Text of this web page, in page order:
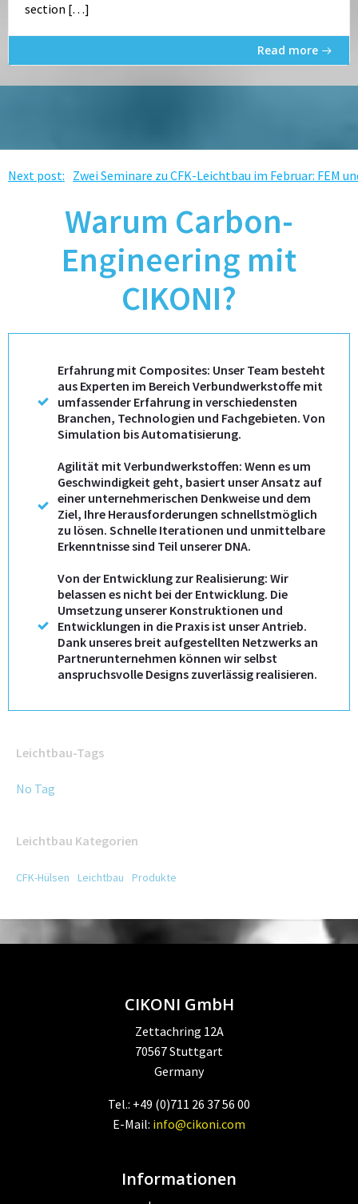
section […]
Read more
Post
navigation
Next post: Zwei Seminare zu CFK-Leichtbau im Februar: FEM
Warum Carbon-
Engineering mit
CIKONI?
Erfahrung mit Composites: Unser Team besteht
aus Experten im Bereich Verbundwerkstoffe mit
umfassender Erfahrung in verschiedensten
Branchen, Technologien und Fachgebieten. Von
Simulation bis Automatisierung.
Agilität mit Verbundwerkstoffen: Wenn es um
Geschwindigkeit geht, basiert unser Ansatz auf
einer unternehmerischen Denkweise und dem
Ziel, Ihre Herausforderungen schnellstmöglich
zu lösen. Schnelle Iterationen und unmittelbare
Erkenntnisse sind Teil unserer DNA.
Von der Entwicklung zur Realisierung: Wir
belassen es nicht bei der Entwicklung. Die
Umsetzung unserer Konstruktionen und
Entwicklungen in die Praxis ist unser Antrieb.
Dank unseres breit aufgestellten Netzwerks an
Partnerunternehmen können wir selbst
anspruchsvolle Designs zuverlässig realisieren.
Leichtbau-Tags
No Tag
Leichtbau Kategorien
CFK-Hülsen Leichtbau Produkte
CIKONI GmbH
Zettachring 12A
70567 Stuttgart
Germany
Tel.: +49 (0)711 26 37 56 00
E-Mail: info@cikoni.com
Informationen